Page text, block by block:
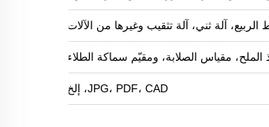
آلة ثني، آلة تثقيب وغيرها من الآلات
الملح، مقياس الصلابة، ومقيّم سماكة الطلاء
JPG، PDF، CAD، إلخ